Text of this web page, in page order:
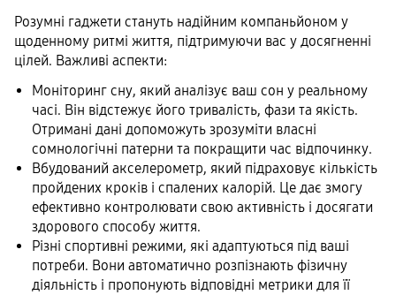
Розумні гаджети стануть надійним компаньйоном у
щоденному ритмі життя, підтримуючи вас у досягненні
цілей. Важливі аспекти:
Моніторинг сну, який аналізує ваш сон у реальному
часі. Він відстежує його тривалість, фази та якість.
Отримані дані допоможуть зрозуміти власні
сомнологічні патерни та покращити час відпочинку.
Вбудований акселерометр, який підраховує кількість
пройдених кроків і спалених калорій. Це дає змогу
ефективно контролювати свою активність і досягати
здорового способу життя.
Різні спортивні режими, які адаптуються під ваші
потреби. Вони автоматично розпізнають фізичну
діяльність і пропонують відповідні метрики для її